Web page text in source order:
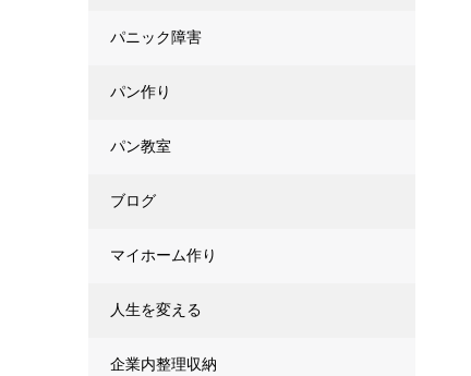
パニック障害
パン作り
パン教室
ブログ
マイホーム作り
人生を変える
企業内整理収納